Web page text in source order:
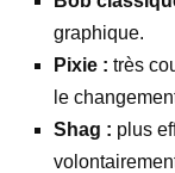
graphique.
Pixie : très
le
Shag : plus